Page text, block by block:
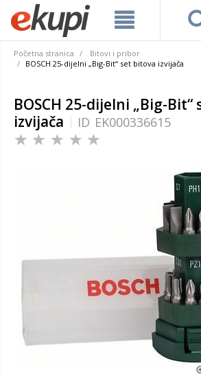
Početna stranica
Bitovi i pribor
BOSCH 25-dijelni „Big-Bit“ set bitova izvijača
BOSCH 25-dijelni „Big-
izvijača
ID EK000336615